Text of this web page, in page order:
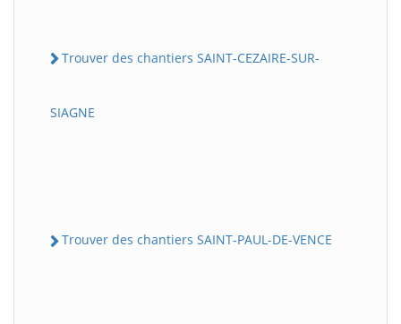
Trouver des chantiers SAINT-CEZAIRE-SUR-
SIAGNE
Trouver des chantiers SAINT-PAUL-DE-VENCE